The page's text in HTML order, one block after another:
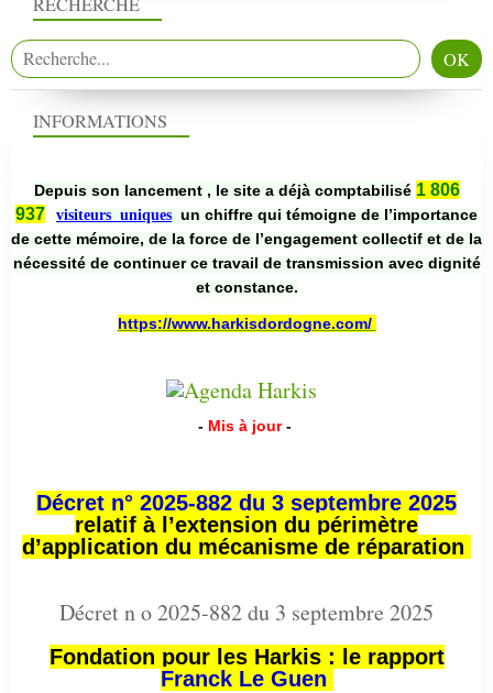
RECHERCHE
INFORMATIONS
Depuis son lancement , le site a déjà comptabilisé 1 806
937
visiteurs uniques un chiffre qui témoigne de l’importance
de cette mémoire, de la force de l’engagement collectif et de la
nécessité de continuer ce travail de transmission avec dignité
et constance.
https://www.harkisdordogne.com/
- Mis à jour -
Décret n° 2025-882 du 3 septembre 2025
relatif à l’extension du périmètre
d’application du mécanisme de réparation
Décret n o 2025-882 du 3 septembre 2025
Fondation pour les Harkis : le rapport
Franck Le Guen